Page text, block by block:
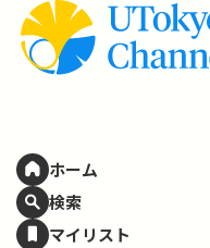
ホーム
検索
マイリスト